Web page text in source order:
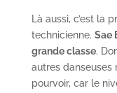
Là aussi, c’est la
technicienne. Sae
grande classe.
autres danseuses
pourvoir, car le